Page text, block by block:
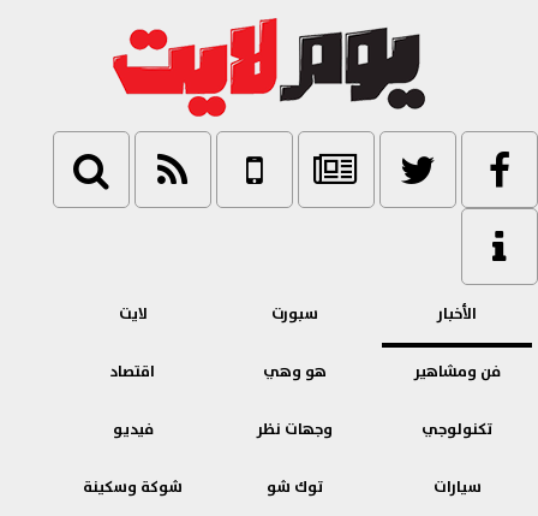
الأخبار سبورت لايت
فن ومشاهير هو وهي اقتصاد
تكنولوجي وجهات نظر فيديو
سيارات توك شو شوكة وسكينة